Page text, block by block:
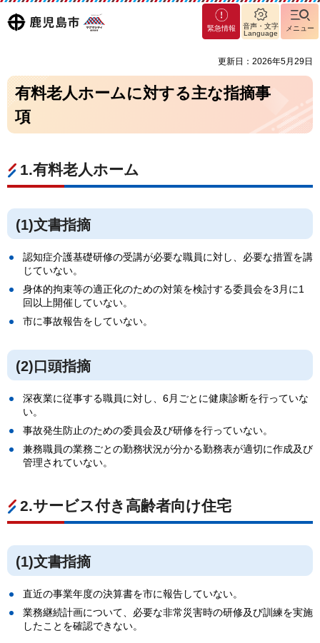
鹿児島
マグ
マシ
緊急情報
音声・文字
Language
メニュー
更新日：2026年5月29日
有料老人ホームに対する主な指摘事
項
1.有料老人ホーム
(1)文書指摘
認知症介護基礎研修の受講が必要な職員に対し、必要な措置を講
じていない。
身体的拘束等の適正化のための対策を検討する委員会を3月に1
回以上開催していない。
市に事故報告をしていない。
(2)口頭指摘
深夜業に従事する職員に対し、6月ごとに健康診断を行っていな
い。
事故発生防止のための委員会及び研修を行っていない。
兼務職員の業務ごとの勤務状況が分かる勤務表が適切に作成及び
管理されていない。
2.サービス付き高齢者向け住宅
(1)文書指摘
直近の事業年度の決算書を市に報告していない。
業務継続計画について、必要な非常災害時の研修及び訓練を実施
したことを確認できない。